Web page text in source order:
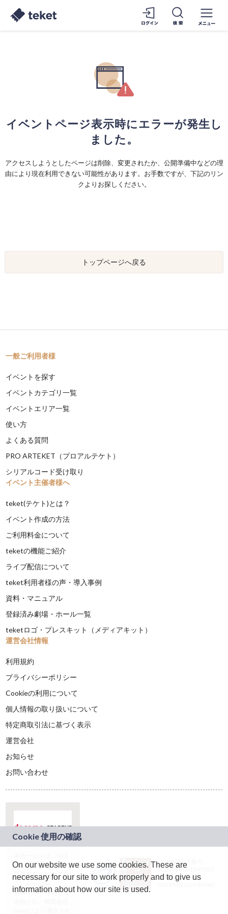
イベントページ表示時にエラーが発生し
ました。
アクセスしようとしたページは削除、変更されたか、公開準備中などの理
由により現在利用できない可能性があります。お手数ですが、下記のリン
クよりお探しください。
トップページへ戻る
一般ご利用者様
イベントを探す
イベントカテゴリ一覧
イベントエリア一覧
使い方
よくある質問
PRO ARTEKET（プロアルテケト）
シリアルコード受け取り
イベント主催者様へ
teket(テケト)とは？
イベント作成の方法
ご利用料金について
teketの機能ご紹介
ライブ配信について
teket利用者様の声・導入事例
資料・マニュアル
登録済み劇場・ホール一覧
teketロゴ・プレスキット（メディアキット）
運営会社情報
利用規約
プライバシーポリシー
Cookieの利用について
個人情報の取り扱いについて
特定商取引法に基づく表示
運営会社
お知らせ
お問い合わせ
ドコモグループの新
規事業創出プログラ
ム「docomo
STARTUP」を通じて
JASRAC許諾番号：
9024936001Y45037
JASRAC許諾番号：
On our website we use some cookies. These are
necessary for our site to work properly and to give us
information about how our site is used.